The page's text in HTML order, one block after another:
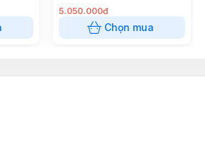
5.050.000đ
Chọn mua